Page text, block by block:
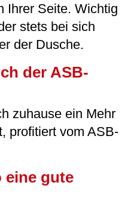
Ihrer Seite. Wichtig
stets bei sich
der Dusche.
der ASB-
zuhause ein Mehr
profitiert vom ASB-
eine gute